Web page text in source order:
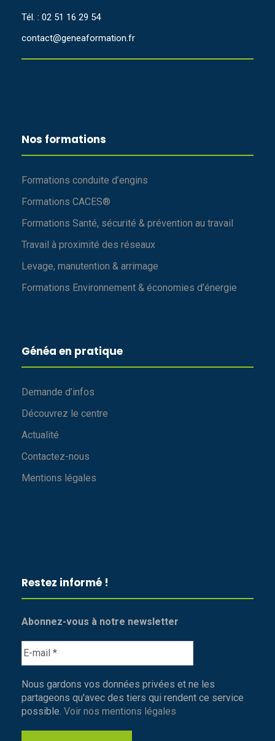
Tél. : 02 51 16 29 54
contact@geneaformation.fr
Nos formations
Formations conduite d’engins
Formations CACES®
Formations Santé, sécurité & prévention au travail
Travail à proximité des réseaux
Levage, manutention & arrimage
Formations Environnement & économies d’énergie
Généa en pratique
Demande d’infos
Découvrez le centre
Actualité
Contactez-nous
Mentions légales
Restez informé !
Abonnez-vous à notre newsletter
Nous gardons vos données privées et ne les
partageons qu'avec des tiers qui rendent ce service
possible. Voir nos mentions légales